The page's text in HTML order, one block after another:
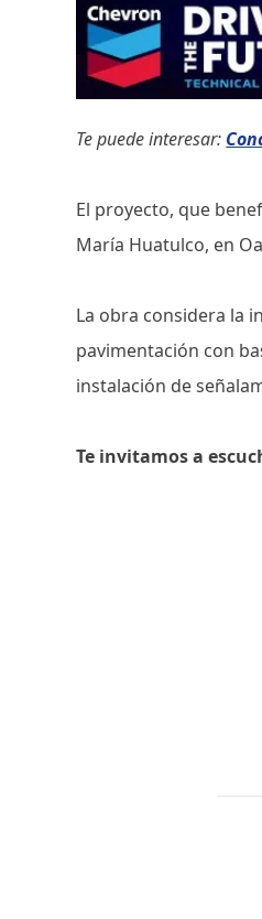
Te puede interesar:
El proyecto, que
María Huatulco, en
La obra considera la
pavimentación con
instalación de
Te invitamos a